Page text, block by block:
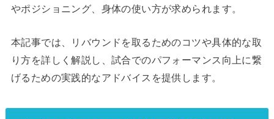
やポジショニング、身体の使い方が求められます。
本記事では、リバウンドを取るためのコツや具体的な取
り方を詳しく解説し、試合でのパフォーマンス向上に繋
げるための実践的なアドバイスを提供します。